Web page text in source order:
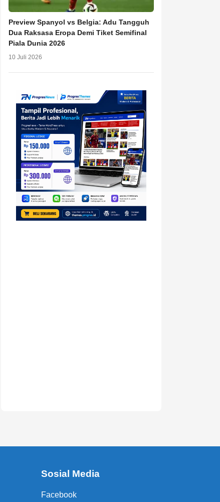
Preview Spanyol vs Belgia: Adu Tangguh
Dua Raksasa Eropa Demi Tiket Semifinal
Piala Dunia 2026
10 Juli 2026
Sosial Media
Facebook